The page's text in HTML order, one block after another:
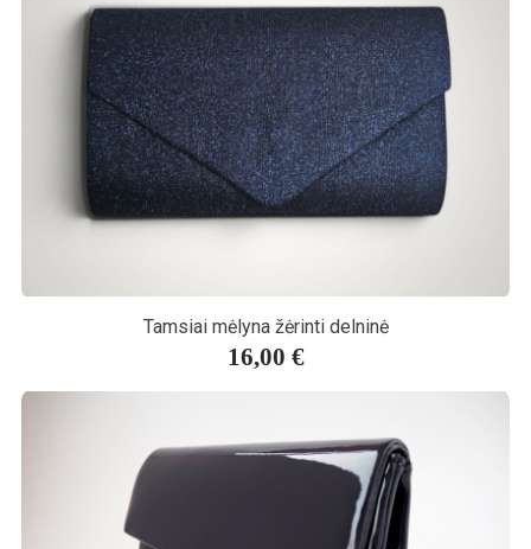
Tamsiai mėlyna žėrinti delninė
16,00 €